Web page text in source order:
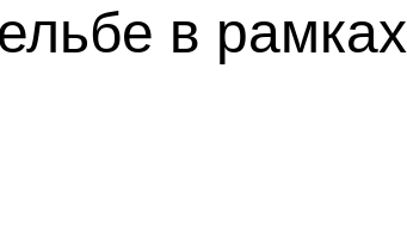
в рамках